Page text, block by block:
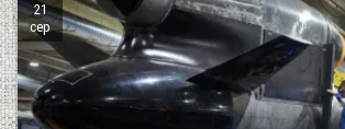
21
сер